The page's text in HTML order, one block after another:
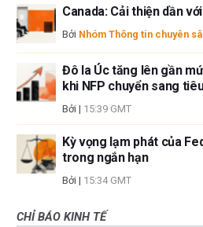
Canada: Cải thiện dần
Bởi Nhóm Thông tin chuyên
Đô la Úc tăng lên gần
khi NFP chuyển sang
Bởi | 15:39 GMT
Kỳ vọng lạm phát của
trong ngắn hạn
Bởi | 15:34 GMT
CHỈ BÁO KINH TẾ